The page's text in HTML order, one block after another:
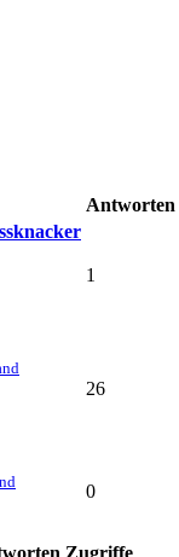
Antworten
1
26
0
Zugriffe